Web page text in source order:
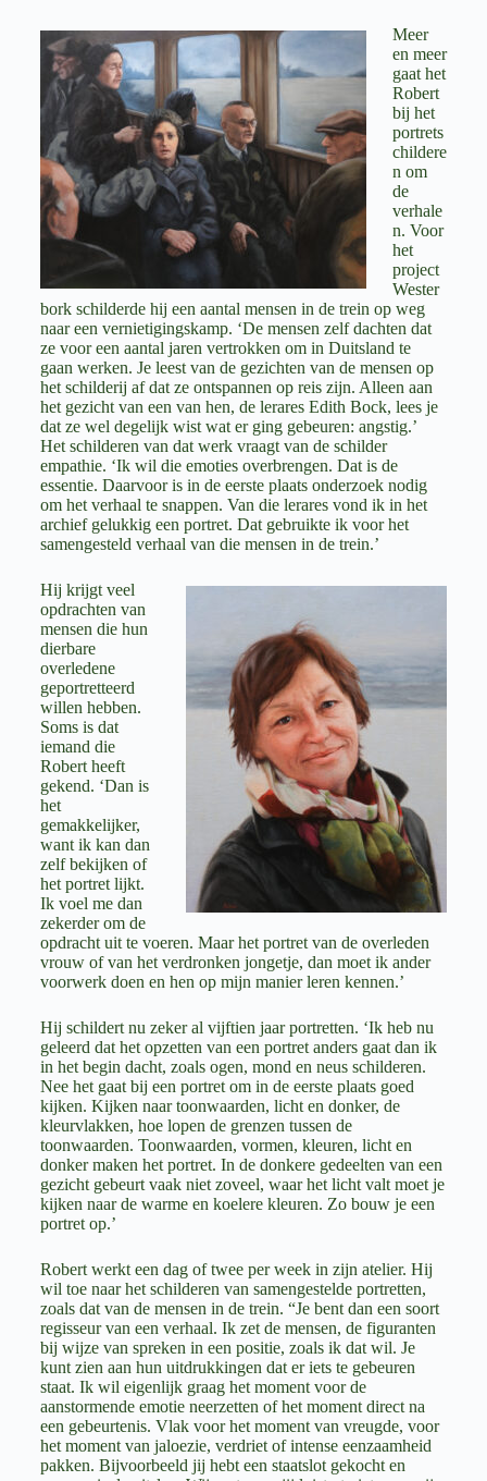
Meer
en meer
gaat het
Robert
bij het
portrets
childere
n om
de
verhale
n. Voor
het
project
Wester
bork schilderde hij een aantal mensen in de trein op weg
naar een vernietigingskamp. ‘De mensen zelf dachten dat
ze voor een aantal jaren vertrokken om in Duitsland te
gaan werken. Je leest van de gezichten van de mensen op
het schilderij af dat ze ontspannen op reis zijn. Alleen aan
het gezicht van een van hen, de lerares Edith Bock, lees je
dat ze wel degelijk wist wat er ging gebeuren: angstig.’
Het schilderen van dat werk vraagt van de schilder
empathie. ‘Ik wil die emoties overbrengen. Dat is de
essentie. Daarvoor is in de eerste plaats onderzoek nodig
om het verhaal te snappen. Van die lerares vond ik in het
archief gelukkig een portret. Dat gebruikte ik voor het
samengesteld verhaal van die mensen in de trein.’
Hij krijgt veel
opdrachten van
mensen die hun
dierbare
overledene
geportretteerd
willen hebben.
Soms is dat
iemand die
Robert heeft
gekend. ‘Dan is
het
gemakkelijker,
want ik kan dan
zelf bekijken of
het portret lijkt.
Ik voel me dan
zekerder om de
opdracht uit te voeren. Maar het portret van de overleden
vrouw of van het verdronken jongetje, dan moet ik ander
voorwerk doen en hen op mijn manier leren kennen.’
Hij schildert nu zeker al vijftien jaar portretten. ‘Ik heb nu
geleerd dat het opzetten van een portret anders gaat dan ik
in het begin dacht, zoals ogen, mond en neus schilderen.
Nee het gaat bij een portret om in de eerste plaats goed
kijken. Kijken naar toonwaarden, licht en donker, de
kleurvlakken, hoe lopen de grenzen tussen de
toonwaarden. Toonwaarden, vormen, kleuren, licht en
donker maken het portret. In de donkere gedeelten van een
gezicht gebeurt vaak niet zoveel, waar het licht valt moet je
kijken naar de warme en koelere kleuren. Zo bouw je een
portret op.’
Robert werkt een dag of twee per week in zijn atelier. Hij
wil toe naar het schilderen van samengestelde portretten,
zoals dat van de mensen in de trein. “Je bent dan een soort
regisseur van een verhaal. Ik zet de mensen, de figuranten
bij wijze van spreken in een positie, zoals ik dat wil. Je
kunt zien aan hun uitdrukkingen dat er iets te gebeuren
staat. Ik wil eigenlijk graag het moment voor de
aanstormende emotie neerzetten of het moment direct na
een gebeurtenis. Vlak voor het moment van vreugde, voor
het moment van jaloezie, verdriet of intense eenzaamheid
pakken. Bijvoorbeeld jij hebt een staatslot gekocht en